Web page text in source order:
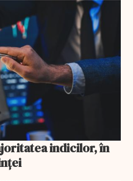
indicilor, în